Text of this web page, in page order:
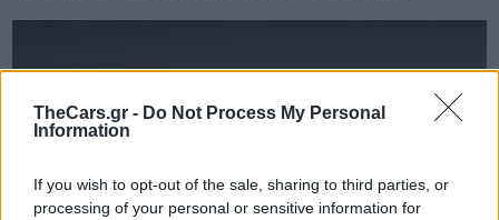
TheCars.gr - Do Not Process My Personal
Information
If you wish to opt-out of the sale, sharing to third parties, or
processing of your personal or sensitive information for